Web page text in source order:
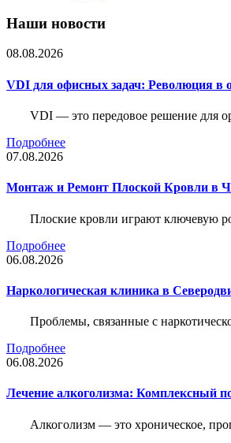
Наши новости
08.08.2026
VDI для офисных задач: Революция в
VDI — это передовое решение для
Подробнее
07.08.2026
Монтаж и Ремонт Плоской Кровли в
Плоские кровли играют ключевую
Подробнее
06.08.2026
Наркологическая клиника в
Проблемы, связанные с
Подробнее
06.08.2026
Лечение алкоголизма: Комплексный
Алкоголизм — это хроническое,